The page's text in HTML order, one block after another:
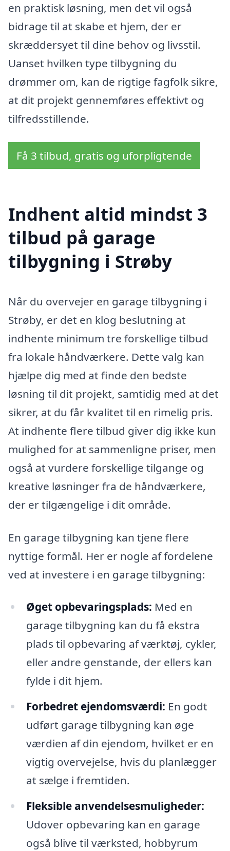
en praktisk løsning, men det vil også
bidrage til at skabe et hjem, der er
skræddersyet til dine behov og livsstil.
Uanset hvilken type tilbygning du
drømmer om, kan de rigtige fagfolk sikre,
at dit projekt gennemføres effektivt og
tilfredsstillende.
Få 3 tilbud, gratis og uforpligtende
Indhent altid mindst 3
tilbud på garage
tilbygning i Strøby
Når du overvejer en garage tilbygning i
Strøby, er det en klog beslutning at
indhente minimum tre forskellige tilbud
fra lokale håndværkere. Dette valg kan
hjælpe dig med at finde den bedste
løsning til dit projekt, samtidig med at det
sikrer, at du får kvalitet til en rimelig pris.
At indhente flere tilbud giver dig ikke kun
mulighed for at sammenligne priser, men
også at vurdere forskellige tilgange og
kreative løsninger fra de håndværkere,
der er tilgængelige i dit område.
En garage tilbygning kan tjene flere
nyttige formål. Her er nogle af fordelene
ved at investere i en garage tilbygning:
Øget opbevaringsplads: Med en
garage tilbygning kan du få ekstra
plads til opbevaring af værktøj, cykler,
eller andre genstande, der ellers kan
fylde i dit hjem.
Forbedret ejendomsværdi: En godt
udført garage tilbygning kan øge
værdien af din ejendom, hvilket er en
vigtig overvejelse, hvis du planlægger
at sælge i fremtiden.
Fleksible anvendelsesmuligheder:
Udover opbevaring kan en garage
også blive til værksted, hobbyrum